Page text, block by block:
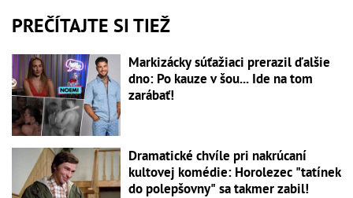
PREČÍTAJTE SI TIEŽ
Markizácky súťažiaci prerazil ďalšie
dno: Po kauze v šou... Ide na tom
zarábať!
Dramatické chvíle pri nakrúcaní
kultovej komédie: Horolezec "tatínek
do polepšovny" sa takmer zabil!